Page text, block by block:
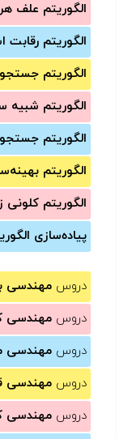
الگوریتم علف
الگوریتم رقابت
الگوریتم
الگوریتم شبیه
الگوریتم
الگوریتم
الگوریتم
پیاده‌سازی
دروس مهندسی
دروس مهندسی
دروس مهندسی
دروس مهندسی
دروس مهندسی